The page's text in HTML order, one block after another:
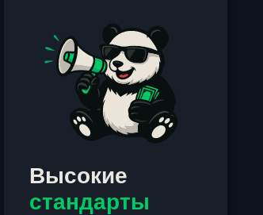
Высокие
стандарты